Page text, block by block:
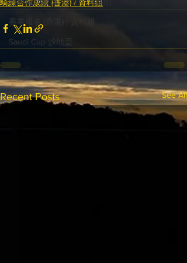
賽事報名 (香港) / 資料組
Saudi Cup 沙地盃
騎練合作成績 (香港) / 資料組
Recent Posts See All